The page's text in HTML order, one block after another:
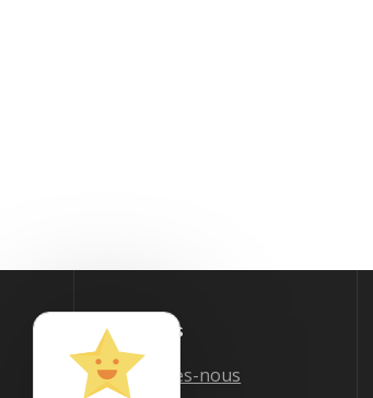
A propos
Qui sommes-nous